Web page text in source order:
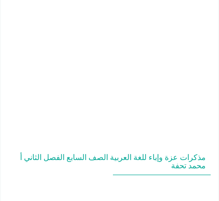
مذكرات عزة وإباء للغة العربية الصف السابع الفصل الثاني أ
محمد تحفة